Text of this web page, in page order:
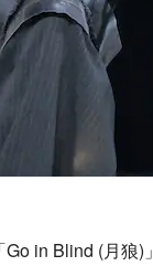
in Blind (月狼)